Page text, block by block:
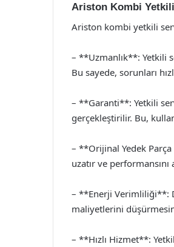
Ariston Kombi
Ariston kombi yetkili
– **Uzmanlık**: Yetkili
Bu sayede, sorunları
– **Garanti**: Yetkili
gerçekleştirilir. Bu,
– **Orijinal Yedek
uzatır ve performansını
– **Enerji Verimliliği**:
maliyetlerini
– **Hızlı Hizmet**: